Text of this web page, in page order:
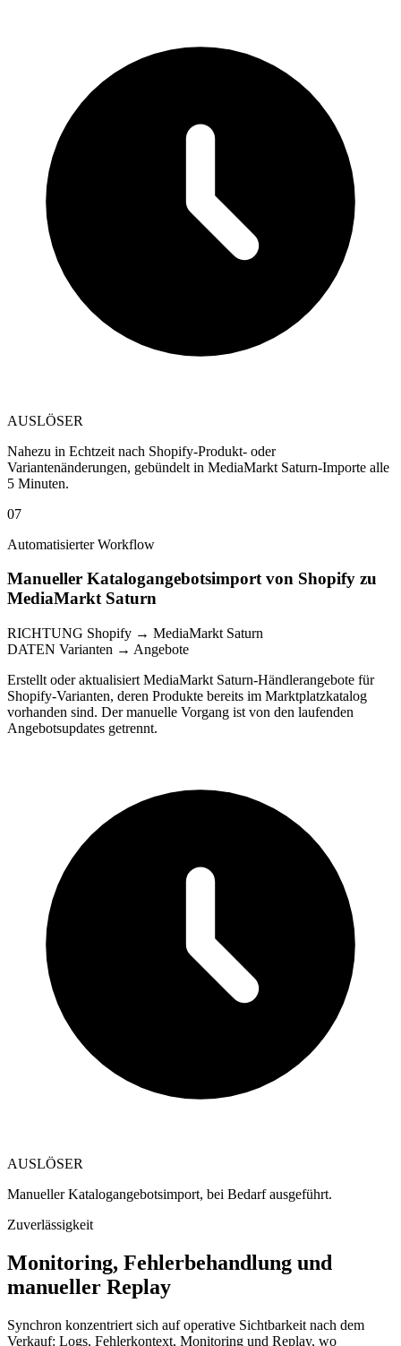
AUSLÖSER
Nahezu in Echtzeit nach Shopify-Produkt- oder
Variantenänderungen, gebündelt in MediaMarkt Saturn-Importe alle
5 Minuten.
07
Automatisierter Workflow
Manueller Katalogangebotsimport von Shopify zu
MediaMarkt Saturn
RICHTUNG Shopify → MediaMarkt Saturn
DATEN Varianten → Angebote
Erstellt oder aktualisiert MediaMarkt Saturn-Händlerangebote für
Shopify-Varianten, deren Produkte bereits im Marktplatzkatalog
vorhanden sind. Der manuelle Vorgang ist von den laufenden
Angebotsupdates getrennt.
AUSLÖSER
Manueller Katalogangebotsimport, bei Bedarf ausgeführt.
Zuverlässigkeit
Monitoring, Fehlerbehandlung und
manueller Replay
Synchron konzentriert sich auf operative Sichtbarkeit nach dem
Verkauf: Logs, Fehlerkontext, Monitoring und Replay, wo